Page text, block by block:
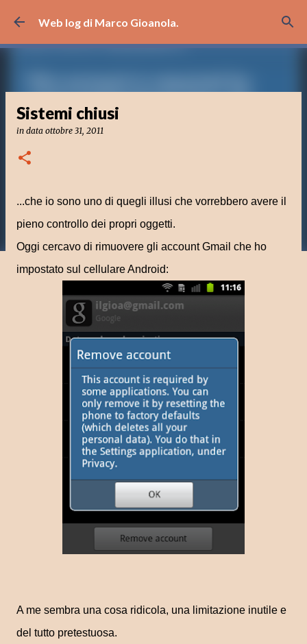
Passa ai contenuti principali
Web log di Marco Gioanola.
Sistemi chiusi
in data ottobre 31, 2011
...che io sono uno di quegli illusi che vorrebbero avere il
pieno controllo dei propri oggetti.
Oggi cercavo di rimuovere gli account Gmail che ho
impostato sul cellulare Android:
A me sembra una cosa ridicola, una limitazione inutile e
del tutto pretestuosa.